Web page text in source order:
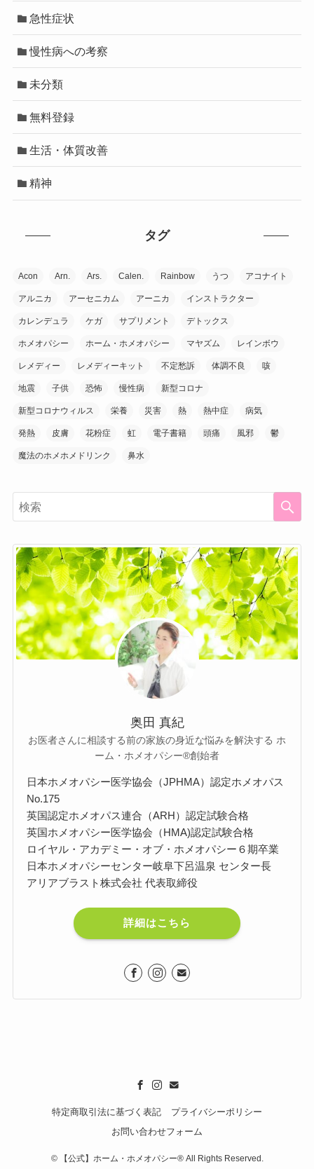
急性症状
慢性病への考察
未分類
無料登録
生活・体質改善
精神
タグ
Acon Arn. Ars. Calen. Rainbow うつ アコナイト
アルニカ アーセニカム アーニカ インストラクター
カレンデュラ ケガ サプリメント デトックス
ホメオパシー ホーム・ホメオパシー マヤズム レインボウ
レメディー レメディーキット 不定愁訴 体調不良 咳
地震 子供 恐怖 慢性病 新型コロナ
新型コロナウィルス 栄養 災害 熱 熱中症 病気
発熱 皮膚 花粉症 虹 電子書籍 頭痛 風邪 鬱
魔法のホメホメドリンク 鼻水
奥田 真紀
お医者さんに相談する前の家族の身近な悩みを解決する ホ
ーム・ホメオパシー®︎創始者
日本ホメオパシー医学協会（JPHMA）認定ホメオパス
No.175
英国認定ホメオパス連合（ARH）認定試験合格
英国ホメオパシー医学協会（HMA)認定試験合格
ロイヤル・アカデミー・オブ・ホメオパシー６期卒業
日本ホメオパシーセンター岐阜下呂温泉 センター長
アリアブラスト株式会社 代表取締役
詳細はこちら
特定商取引法に基づく表記
プライバシーポリシー
お問い合わせフォーム
©【公式】ホーム・ホメオパシー®︎ All Rights Reserved.